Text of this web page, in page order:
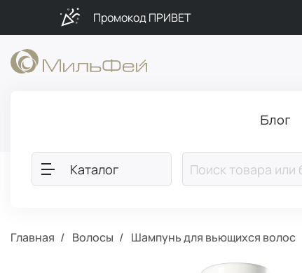
Промокод ПРИВЕТ
Блог
Каталог
Главная Волосы Шампунь для вьющихся волос